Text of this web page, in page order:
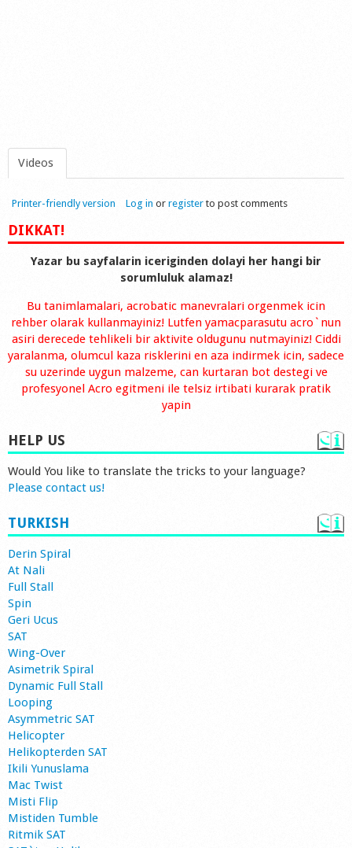
Videos
Printer-friendly version Log in or register to post comments
DIKKAT!
Yazar bu sayfalarin iceriginden dolayi her hangi bir
sorumluluk alamaz!
Bu tanimlamalari, acrobatic manevralari orgenmek icin
rehber olarak kullanmayiniz! Lutfen yamacparasutu acro`nun
asiri derecede tehlikeli bir aktivite oldugunu nutmayiniz! Ciddi
yaralanma, olumcul kaza risklerini en aza indirmek icin, sadece
su uzerinde uygun malzeme, can kurtaran bot destegi ve
profesyonel Acro egitmeni ile telsiz irtibati kurarak pratik
yapin
HELP US
Would You like to translate the tricks to your language?
Please contact us!
TURKISH
Derin Spiral
At Nali
Full Stall
Spin
Geri Ucus
SAT
Wing-Over
Asimetrik Spiral
Dynamic Full Stall
Looping
Asymmetric SAT
Helicopter
Helikopterden SAT
Ikili Yunuslama
Mac Twist
Misti Flip
Mistiden Tumble
Ritmik SAT